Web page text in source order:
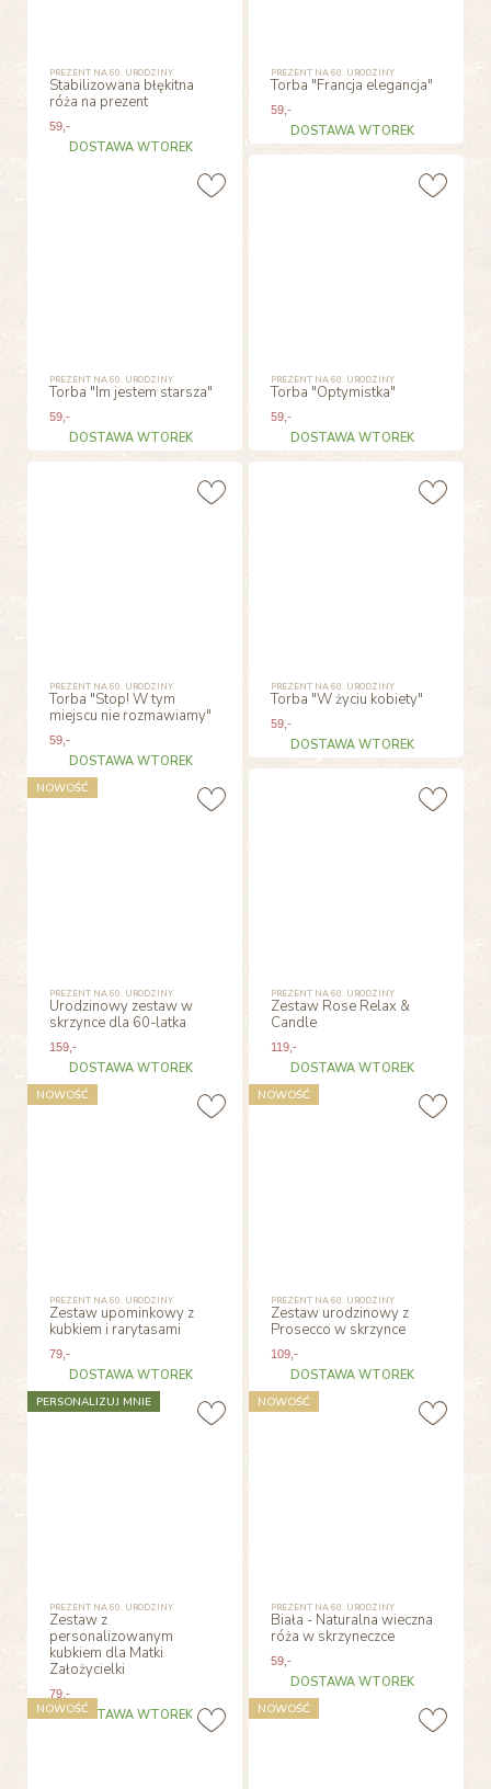
PREZENT NA 60. URODZINY
Stabilizowana błękitna
róża na prezent
59,-
DOSTAWA WTOREK
PREZENT NA 60. URODZINY
Torba "Francja elegancja"
59 ,-
DOSTAWA WTOREK
PREZENT NA 60. URODZINY
Torba "Im jestem starsza"
59,-
DOSTAWA WTOREK
PREZENT NA 60. URODZINY
Torba "Optymistka"
59 ,-
DOSTAWA WTOREK
PREZENT NA 60. URODZINY
Torba "Stop! W tym
miejscu nie rozmawiamy"
59,-
DOSTAWA WTOREK
PREZENT NA 60. URODZINY
Torba "W życiu kobiety"
59 ,-
DOSTAWA WTOREK
PREZENT NA 60. URODZINY
Urodzinowy zestaw w
skrzynce dla 60-latka
159,-
DOSTAWA WTOREK
NOWOŚĆ
PREZENT NA 60. URODZINY
Zestaw Rose Relax &
Candle
119 ,-
DOSTAWA WTOREK
PREZENT NA 60. URODZINY
Zestaw upominkowy z
kubkiem i rarytasami
79,-
DOSTAWA WTOREK
NOWOŚĆ
PREZENT NA 60. URODZINY
Zestaw urodzinowy z
Prosecco w skrzynce
109 ,-
DOSTAWA WTOREK
NOWOŚĆ
PREZENT NA 60. URODZINY
Zestaw z
personalizowanym
kubkiem dla Matki
Założycielki
79,-
DOSTAWA WTOREK
PERSONALIZUJ MNIE
PREZENT NA 60. URODZINY
Biała - Naturalna wieczna
róża w skrzyneczce
59 ,-
DOSTAWA WTOREK
NOWOŚĆ
NOWOŚĆ NOWOŚĆ